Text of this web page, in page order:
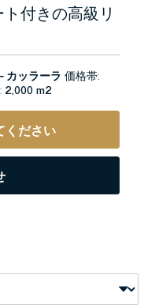
付きの高級リ
カッラーラ 価格帯:
2,000 m2
ください